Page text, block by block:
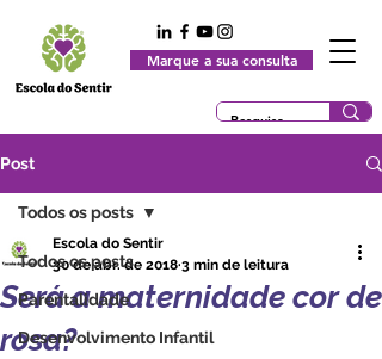
Marque a sua consulta
Post
Todos os posts
Parentalidade
Desenvolvimento Infantil
Todos os posts
Será a maternidade cor de
rosa?
Escola do Sentir
30 de abr. de 2018 3 min de leitura